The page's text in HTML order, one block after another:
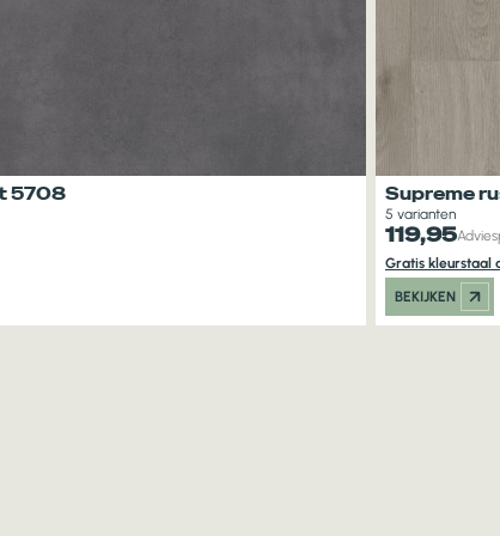
5708 Supreme
5 varianten
119,95
Gratis kleurstaal
BEKIJKEN